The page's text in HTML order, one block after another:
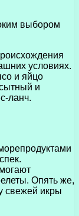
выбором
условиях.
и яйцо
и
ланч.
Опять же,
свежей икры